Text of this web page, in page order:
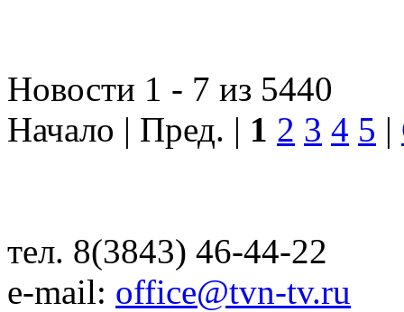
Новости 1 - 7 из 5440
Начало | Пред. | 1 2 3 4 5 |
тел. 8(3843) 46-44-22
e-mail: office@tvn-tv.ru